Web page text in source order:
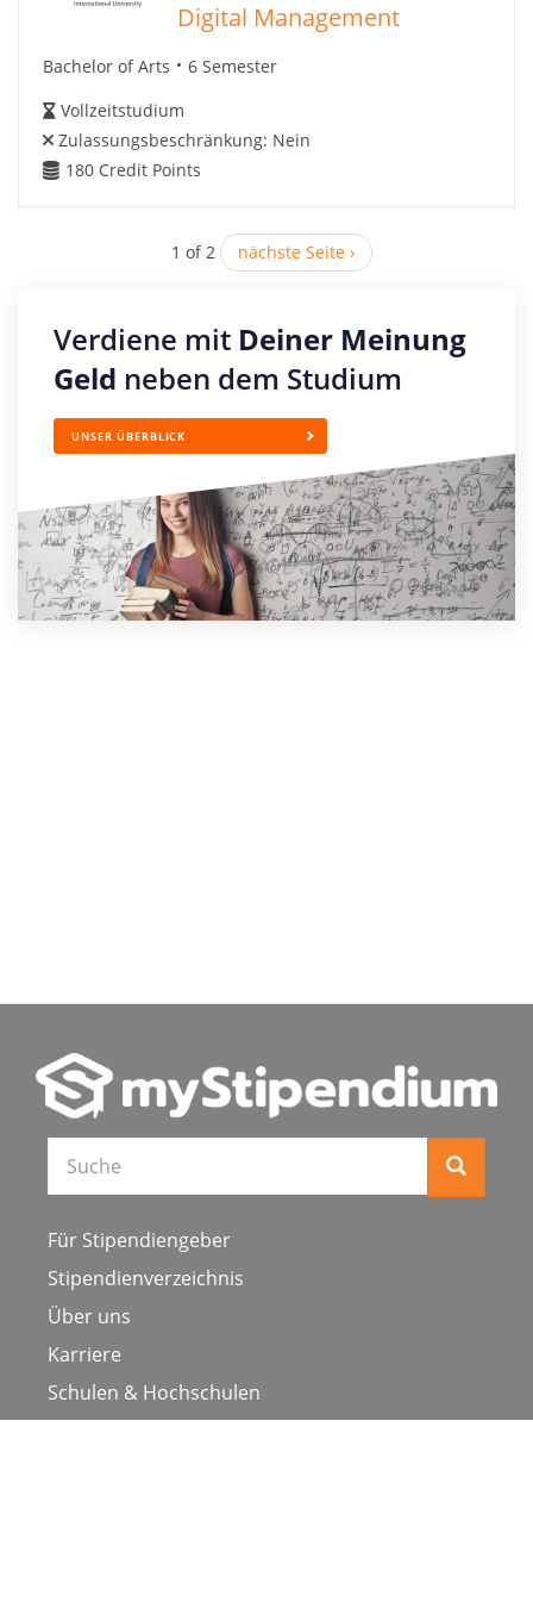
Digital Management
Bachelor of Arts
6 Semester
Vollzeitstudium
Zulassungsbeschränkung: Nein
180 Credit Points
1 of 2 nächste Seite ›
Verdiene mit Deiner Meinung
Geld neben dem Studium
UNSER ÜBERBLICK
Für Stipendiengeber
Stipendienverzeichnis
Über uns
Karriere
Schulen & Hochschulen